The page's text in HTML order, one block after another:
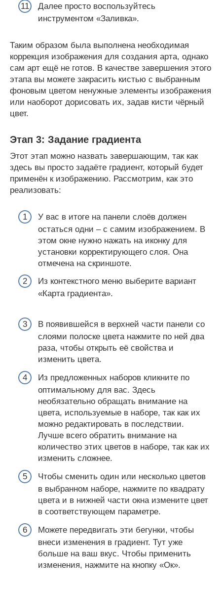
Далее просто воспользуйтесь
инструментом «Заливка».
Таким образом была выполнена необходимая
коррекция изображения для создания арта, однако
сам арт ещё не готов. В качестве завершения этого
этапа вы можете закрасить кистью с выбранным
фоновым цветом ненужные элементы изображения
или наоборот дорисовать их, задав кисти чёрный
цвет.
Этап 3: Задание градиента
Этот этап можно назвать завершающим, так как
здесь вы просто задаёте градиент, который будет
применён к изображению. Рассмотрим, как это
реализовать:
У вас в итоге на панели слоёв должен
остаться одни – с самим изображением. В
этом окне нужно нажать на иконку для
установки корректирующего слоя. Она
отмечена на скриншоте.
Из контекстного меню выберите вариант
«Карта градиента».
В появившейся в верхней части панели со
слоями полоске цвета нажмите по ней два
раза, чтобы открыть её свойства и
изменить цвета.
Из предложенных наборов кликните по
оптимальному для вас. Здесь
необязательно обращать внимание на
цвета, используемые в наборе, так как их
можно редактировать в последствии.
Лучше всего обратить внимание на
количество этих цветов в наборе, так как их
изменить сложнее.
Чтобы сменить один или несколько цветов
в выбранном наборе, нажмите по квадрату
цвета и в нижней части окна измените цвет
в соответствующем параметре.
Можете передвигать эти бегунки, чтобы
внеси изменения в градиент. Тут уже
больше на ваш вкус. Чтобы применить
изменения, нажмите на кнопку «Ок».